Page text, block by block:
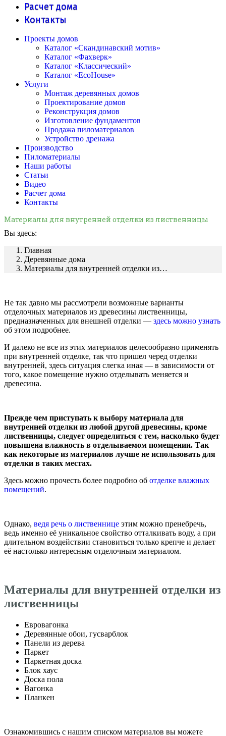
Расчет дома
Контакты
Проекты домов
Каталог «Скандинавский мотив»
Каталог «Фахверк»
Каталог «Классический»
Каталог «EcoHouse»
Услуги
Монтаж деревянных домов
Проектирование домов
Реконструкция домов
Изготовление фундаментов
Продажа пиломатериалов
Устройство дренажа
Производство
Пиломатериалы
Наши работы
Статьи
Видео
Расчет дома
Контакты
Материалы для внутренней отделки из лиственницы
Вы здесь:
Главная
Деревянные дома
Материалы для внутренней отделки из…
Не так давно мы рассмотрели возможные варианты
отделочных материалов из древесины лиственницы,
предназначенных для внешней отделки — здесь можно узнать
об этом подробнее.
И далеко не все из этих материалов целесообразно применять
при внутренней отделке, так что пришел черед отделки
внутренней, здесь ситуация слегка иная — в зависимости от
того, какое помещение нужно отделывать меняется и
древесина.
Прежде чем приступать к выбору материала для
внутренней отделки из любой другой древесины, кроме
лиственницы, следует определиться с тем, насколько будет
повышена влажность в отделываемом помещении. Так
как некоторые из материалов лучше не использовать для
отделки в таких местах.
Здесь можно прочесть более подробно об отделке влажных
помещений.
Однако, ведя речь о лиственнице этим можно пренебречь,
ведь именно её уникальное свойство отталкивать воду, а при
длительном воздействии становиться только крепче и делает
её настолько интересным отделочным материалом.
Материалы для внутренней отделки из
лиственницы
Евровагонка
Деревянные обои, гусварблок
Панели из дерева
Паркет
Паркетная доска
Блок хаус
Доска пола
Вагонка
Планкен
Ознакомившись с нашим списком материалов вы можете